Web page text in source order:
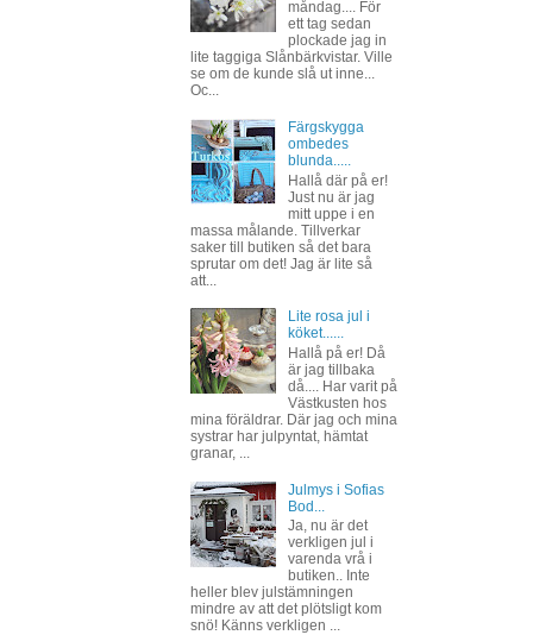
måndag.... För
ett tag sedan
plockade jag in
lite taggiga Slånbärkvistar. Ville
se om de kunde slå ut inne...
Oc...
Färgskygga
ombedes
blunda.....
Hallå där på er!
Just nu är jag
mitt uppe i en
massa målande. Tillverkar
saker till butiken så det bara
sprutar om det! Jag är lite så
att...
Lite rosa jul i
köket......
Hallå på er! Då
är jag tillbaka
då.... Har varit på
Västkusten hos
mina föräldrar. Där jag och mina
systrar har julpyntat, hämtat
granar, ...
Julmys i Sofias
Bod...
Ja, nu är det
verkligen jul i
varenda vrå i
butiken.. Inte
heller blev julstämningen
mindre av att det plötsligt kom
snö! Känns verkligen ...